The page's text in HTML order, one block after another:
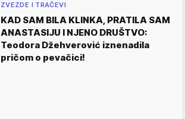
ZVEZDE I TRAČEVI
KAD SAM BILA KLINKA, PRATILA SAM
ANASTASIJU I NJENO DRUŠTVO:
Teodora Džehverović iznenadila
pričom o pevačici!